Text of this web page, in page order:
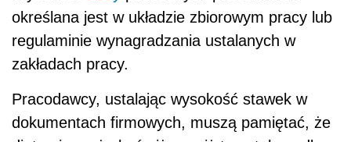
określana jest w układzie zbiorowym pracy lub
regulaminie wynagradzania ustalanych w
zakładach pracy.
Pracodawcy, ustalając wysokość stawek w
dokumentach firmowych, muszą pamiętać, że